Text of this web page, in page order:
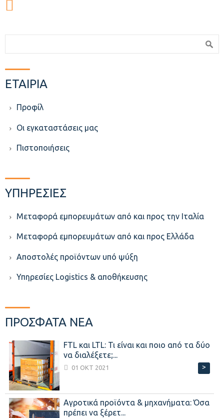
ΕΤΑΙΡΙΑ
Προφίλ
Οι εγκαταστάσεις μας
Πιστοποιήσεις
ΥΠΗΡΕΣΙΕΣ
Μεταφορά εμπορευμάτων από και προς την Ιταλία
Μεταφορά εμπορευμάτων από και προς Ελλάδα
Aποστολές προϊόντων υπό ψύξη
Υπηρεσίες Logistics & αποθήκευσης
ΠΡΟΣΦΑΤΑ ΝΕΑ
FTL και LTL: Τι είναι και ποιο από τα δύο
να διαλέξετε;...
01 ΟΚΤ 2021 >
Αγροτικά προϊόντα & μηχανήματα: Όσα
πρέπει να ξέρετ...